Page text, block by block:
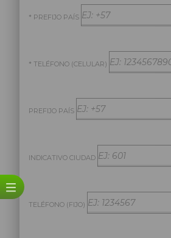
* PREFIJO PAÍS
* TELÉFONO (CELULAR)
PREFIJO PAÍS
INDICATIVO CIUDAD
TELÉFONO (FIJO)